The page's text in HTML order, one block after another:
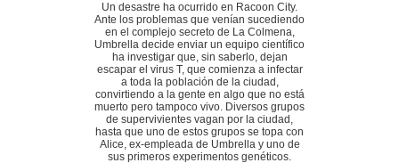
Un desastre ha ocurrido en Racoon City.
Ante los problemas que venían sucediendo
en el complejo secreto de La Colmena,
Umbrella decide enviar un equipo científico
ha investigar que, sin saberlo, dejan
escapar el virus T, que comienza a infectar
a toda la población de la ciudad,
convirtiendo a la gente en algo que no está
muerto pero tampoco vivo. Diversos grupos
de supervivientes vagan por la ciudad,
hasta que uno de estos grupos se topa con
Alice, ex-empleada de Umbrella y uno de
sus primeros experimentos genéticos.